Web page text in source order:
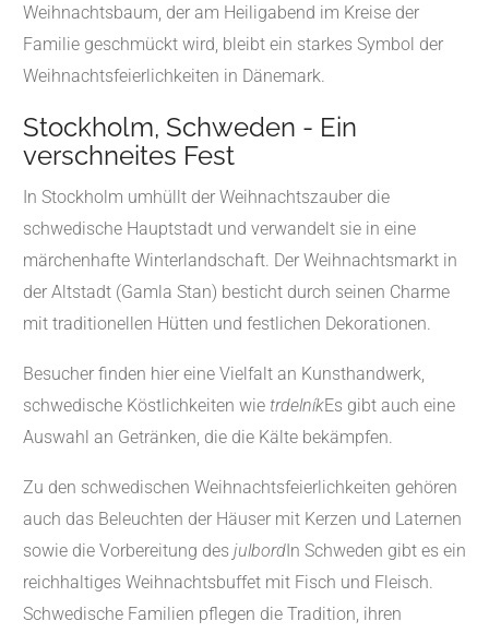
Weihnachtsbaum, der am Heiligabend im Kreise der
Familie geschmückt wird, bleibt ein starkes Symbol der
Weihnachtsfeierlichkeiten in Dänemark.
Stockholm, Schweden - Ein
verschneites Fest
In Stockholm umhüllt der Weihnachtszauber die
schwedische Hauptstadt und verwandelt sie in eine
märchenhafte Winterlandschaft. Der Weihnachtsmarkt in
der Altstadt (Gamla Stan) besticht durch seinen Charme
mit traditionellen Hütten und festlichen Dekorationen.
Besucher finden hier eine Vielfalt an Kunsthandwerk,
schwedische Köstlichkeiten wie trdelníkEs gibt auch eine
Auswahl an Getränken, die die Kälte bekämpfen.
Zu den schwedischen Weihnachtsfeierlichkeiten gehören
auch das Beleuchten der Häuser mit Kerzen und Laternen
sowie die Vorbereitung des julbordIn Schweden gibt es ein
reichhaltiges Weihnachtsbuffet mit Fisch und Fleisch.
Schwedische Familien pflegen die Tradition, ihren